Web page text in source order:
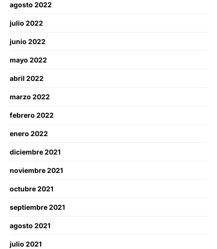
agosto 2022
julio 2022
junio 2022
mayo 2022
abril 2022
marzo 2022
febrero 2022
enero 2022
diciembre 2021
noviembre 2021
octubre 2021
septiembre 2021
agosto 2021
julio 2021